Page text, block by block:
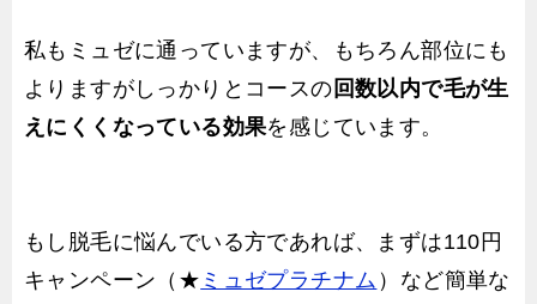
私もミュゼに通っていますが、もちろん部位にも
よりますがしっかりとコースの 回数以内で毛が生
えにくくなっている効果を感じています。
もし脱毛に悩んでいる方であれば、まずは110円
キャンペーン（★ ミュゼプラチナム ）など簡単な